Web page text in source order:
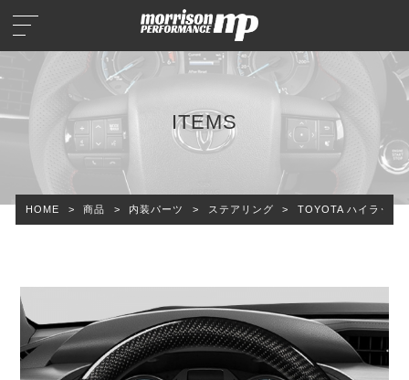
ITEMS
HOME > 商品 > 内装パーツ > ステアリング > TOYOTA ハイラック